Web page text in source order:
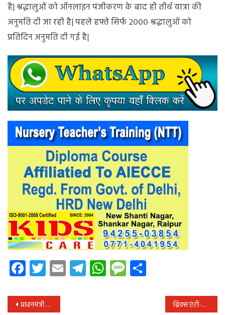
है| श्रद्धालुओं को ऑनलाइन पंजीकरण के बाद ही तीर्थ यात्रा की
अनुमति दी जा रही है| पहले हफ्ते सिर्फ २००० श्रद्धालुओं को
प्रतिदिन अनुमति दी गई है|
Facebook
Twitter
EmailTelegram
WhatsApp
Message
पोस्ट
प्रधानमंत्री ने श्री अटल बिहारी वाजपेयी की पुण्‍यतिथि पर उन्‍हें श्रद्धांजलि अर्पित की ब्रिक्स एंटी-ड्रग कार्य समूह की चौथी बैठक का आयोजन